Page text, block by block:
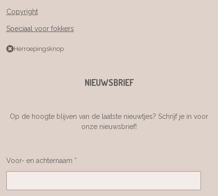
Copyright
Speciaal voor fokkers
Herroepingsknop
NIEUWSBRIEF
Op de hoogte blijven van de laatste nieuwtjes? Schrijf je in voor
onze nieuwsbrief!
Voor- en achternaam *